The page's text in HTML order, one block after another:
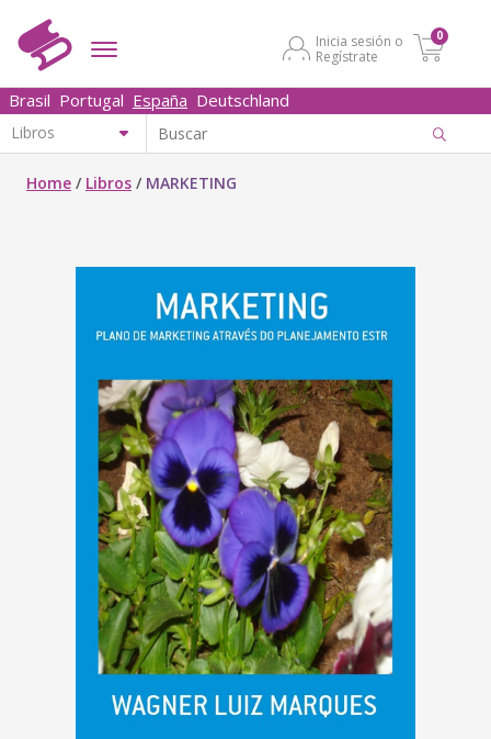
Inicia sesión o
Regístrate
0
Brasil Portugal España Deutschland
Home / Libros / MARKETING